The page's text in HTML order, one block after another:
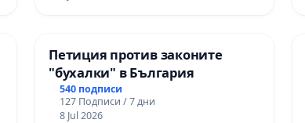
Петиция против законите
"бухалки" в България
540 подписи
127 Подписи / 7 дни
8 Jul 2026